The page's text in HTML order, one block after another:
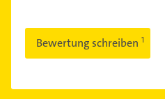
Bewertung schreiben